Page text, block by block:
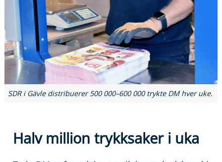
SDR i Gävle distribuerer 500 000–600 000 trykte DM hver uke.
Halv million trykksaker i uka